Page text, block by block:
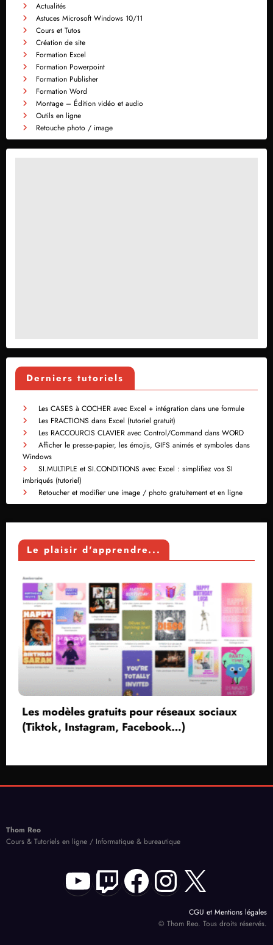
Actualités
Astuces Microsoft Windows 10/11
Cours et Tutos
Création de site
Formation Excel
Formation Powerpoint
Formation Publisher
Formation Word
Montage – Édition vidéo et audio
Outils en ligne
Retouche photo / image
Derniers tutoriels
Les CASES à COCHER avec Excel + intégration dans une formule
Les FRACTIONS dans Excel (tutoriel gratuit)
Les RACCOURCIS CLAVIER avec Control/Command dans WORD
Afficher le presse-papier, les émojis, GIFS animés et symboles dans
Windows
SI.MULTIPLE et SI.CONDITIONS avec Excel : simplifiez vos SI
imbriqués (tutoriel)
Retoucher et modifier une image / photo gratuitement et en ligne
Le plaisir d'apprendre...
réseaux sociaux
Créer une capture vidéo
Thom Reo
YouTube
Twitch
Facebook
Instagram
X
CGU et Mentions légales